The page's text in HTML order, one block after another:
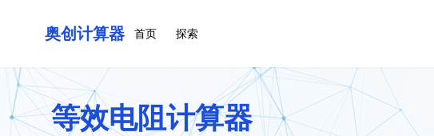
奥创计算器 首页 探索
等效电阻计算器